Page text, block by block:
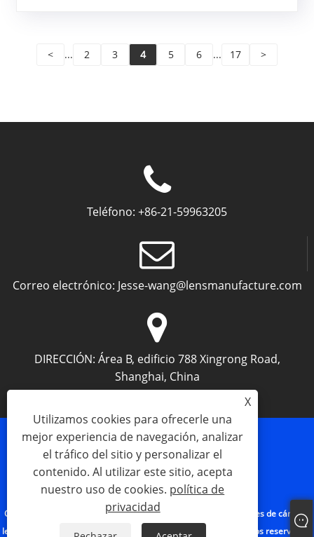
< ... 2 3 4 5 6 ... 17 >
Teléfono: +86-21-59963205
Correo electrónico: Jesse-wang@lensmanufacture.com
DIRECCIÓN: Área B, edificio 788 Xingrong Road,
Shanghai, China
Sitemap política de privacidad
Copyright © 2023 Shanghai Silk Optical Technology Co. Ltd - Lentes de cámara,
lentes de interfaz M12, lentes de endoscopio - - Todos los derechos reservados.
X
Utilizamos cookies para ofrecerle una
mejor experiencia de navegación, analizar
el tráfico del sitio y personalizar el
contenido. Al utilizar este sitio, acepta
nuestro uso de cookies. política de
privacidad